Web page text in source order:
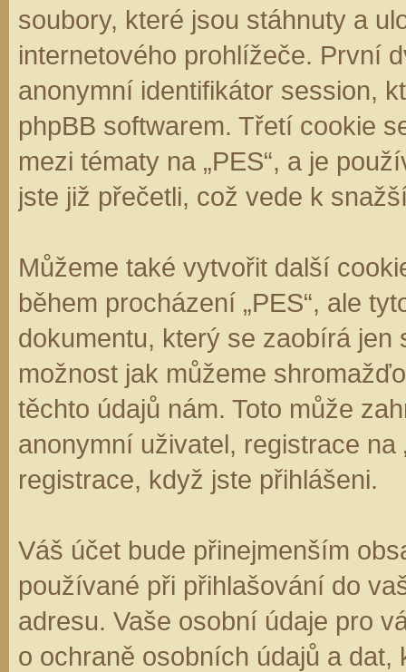
soubory, které jsou stáhnuty a
internetového prohlížeče. První
anonymní identifikátor session,
phpBB softwarem. Třetí cookie
mezi tématy na „PES“, a je
jste již přečetli, což vede k
Můžeme také vytvořit další
během procházení „PES“, ale
dokumentu, který se zaobírá jen
možnost jak můžeme
těchto údajů nám. Toto může
anonymní uživatel, registrace
registrace, když jste přihlášeni.
Váš účet bude přinejmenším
používané při přihlašování do
adresu. Vaše osobní údaje pro
o ochraně osobních údajů a